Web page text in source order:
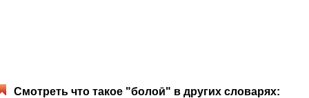
Смотреть что такое "болоӣ" в других словарях: